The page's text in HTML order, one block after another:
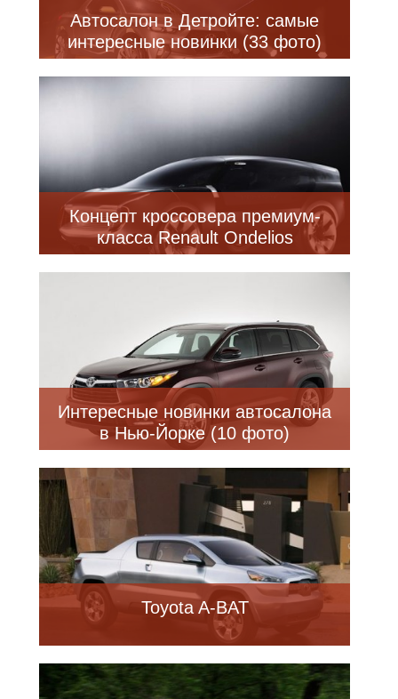
Автосалон в Детройте: самые
интересные новинки (33 фото)
Концепт кроссовера премиум-
класса Renault Ondelios
Интересные новинки автосалона
в Нью-Йорке (10 фото)
Toyota A-BAT